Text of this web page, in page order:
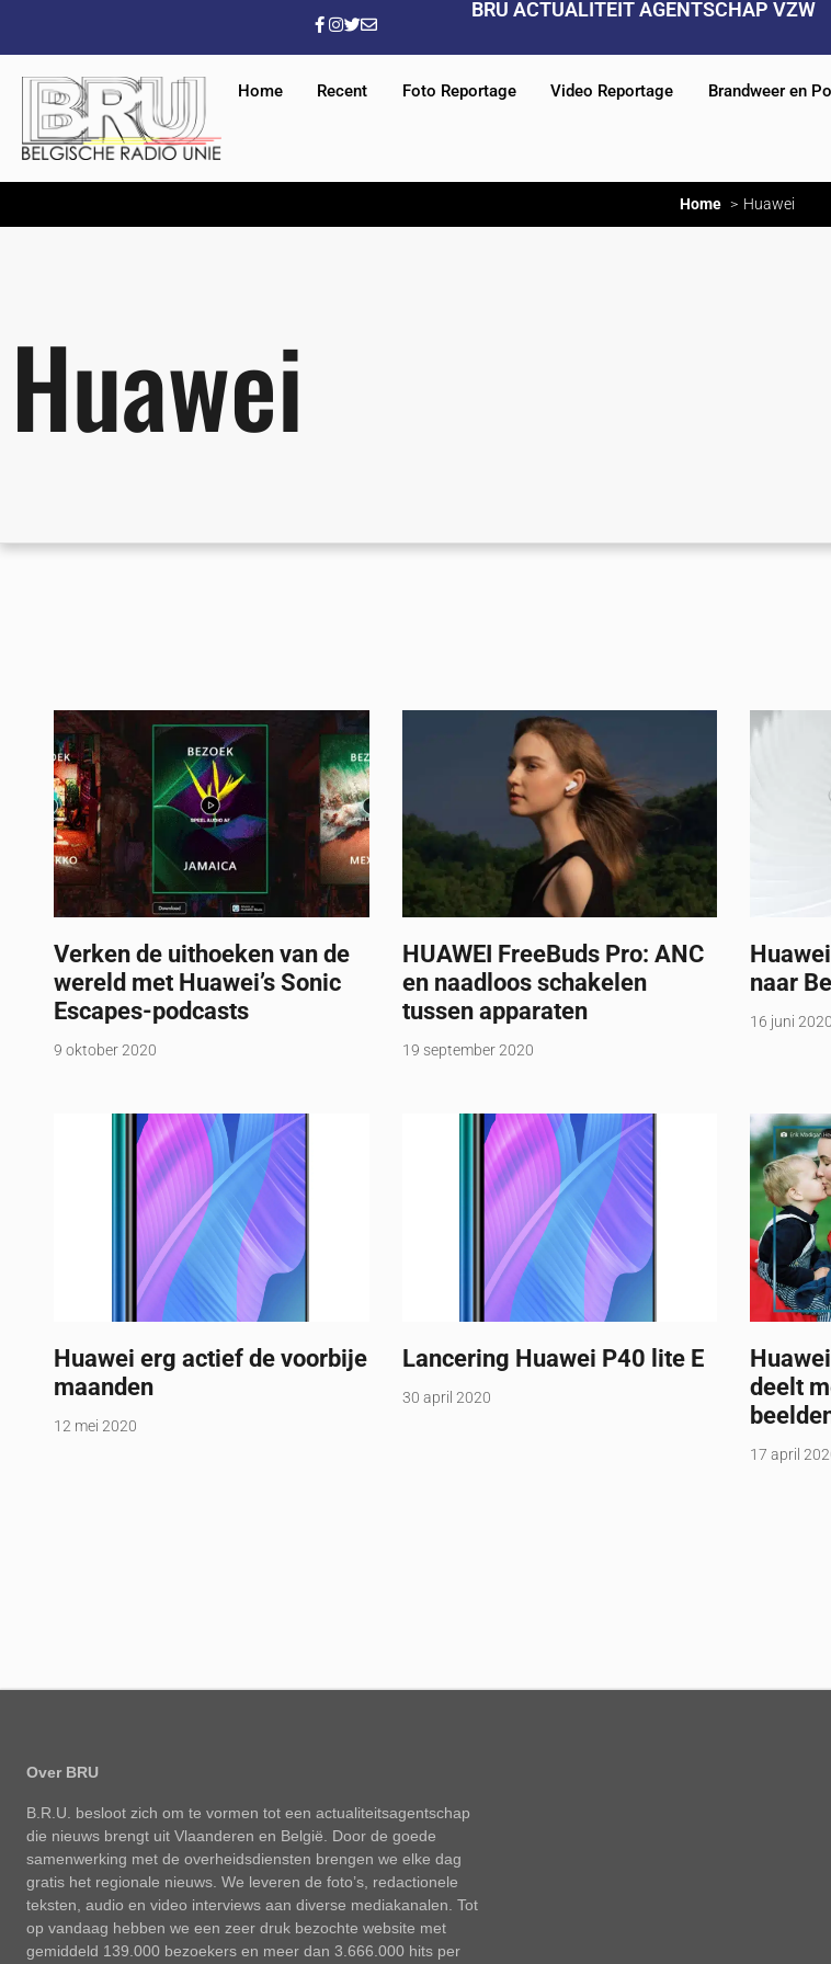
BRU ACTUALITEIT AGENTSCHAP VZW
Home Recent Foto Reportage Video Reportage Brandweer en
Home Huawei
Huawei
Verken de uithoeken van de
wereld met Huawei’s Sonic
Escapes-podcasts
9 oktober 2020
HUAWEI FreeBuds Pro: ANC
en naadloos schakelen
tussen apparaten
19 september 2020
naar
16 juni 2020
Huawei erg actief de voorbije
maanden
12 mei 2020
Lancering Huawei P40 lite E
30 april 2020
deelt
17 april
Over BRU
B.R.U. besloot zich om te vormen tot een actualiteitsagentschap
die nieuws brengt uit Vlaanderen en België. Door de goede
samenwerking met de overheidsdiensten brengen we elke dag
gratis het regionale nieuws. We leveren de foto’s, redactionele
teksten, audio en video interviews aan diverse mediakanalen. Tot
op vandaag hebben we een zeer druk bezochte website met
gemiddeld 139.000 bezoekers en meer dan 3.666.000 hits per